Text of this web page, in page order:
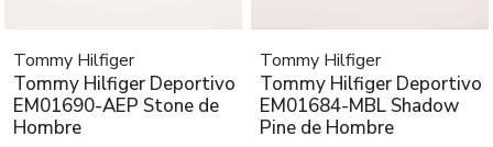
Tommy Hilfiger
Tommy Hilfiger Deportivo
EM01690-AEP Stone de
Hombre
Tommy Hilfiger
Tommy Hilfiger Deportivo
EM01684-MBL Shadow
Pine de Hombre